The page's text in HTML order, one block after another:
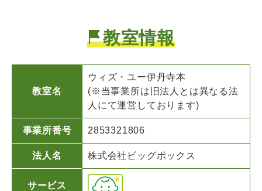
教室情報
教室名
ウィズ・ユー伊丹寺本
(※当事業所は旧法人とは異なる法
人にて運営しております)
事業所番号 2853321806
法人名 株式会社ビッグボックス
サービス